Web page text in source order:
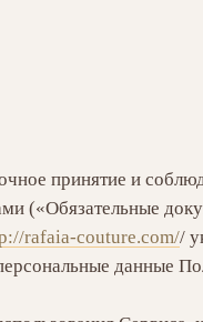
принятие и
(«Обязательные
rafaia-couture.com//
данные